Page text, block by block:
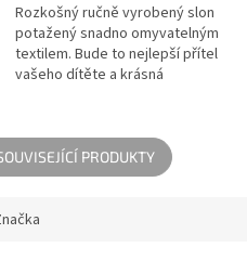
Rozkošný ručně vyrobený slon
potažený snadno omyvatelným
textilem. Bude to nejlepší přítel
vašeho dítěte a krásná
PRODUKTY